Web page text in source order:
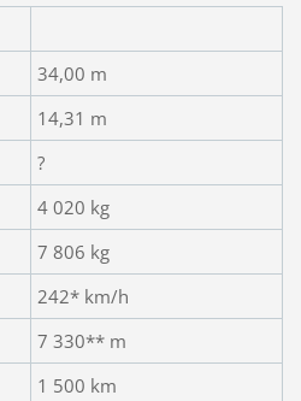
34,00 m
14,31 m
?
4 020 kg
7 806 kg
242* km/h
7 330** m
1 500 km